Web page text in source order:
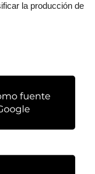
la producción de